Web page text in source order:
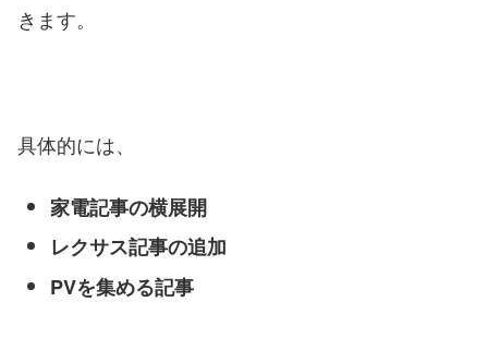
きます。
具体的には、
家電記事の横展開
レクサス記事の追加
PVを集める記事